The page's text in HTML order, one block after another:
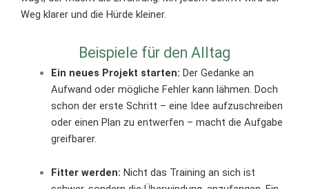
Weg klarer und die Hürde kleiner.
Beispiele für den Alltag
Ein neues Projekt starten: Der Gedanke an
Aufwand oder mögliche Fehler kann lähmen. Doch
schon der erste Schritt – eine Idee aufzuschreiben
oder einen Plan zu entwerfen – macht die Aufgabe
greifbarer.
Fitter werden: Nicht das Training an sich ist